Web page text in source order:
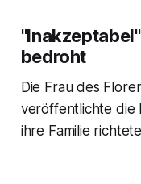
bedroht
Die Frau des
veröffentlichte die
ihre Familie